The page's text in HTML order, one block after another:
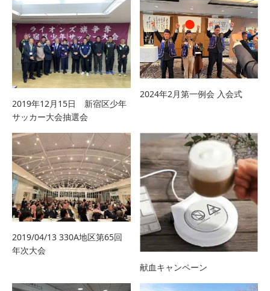
2019年12月15日 新宿区少年
サッカー大会抽選会
2024年2月第一例会 入会式
2019/04/13 330A地区第65回
年次大会
献血キャンペーン